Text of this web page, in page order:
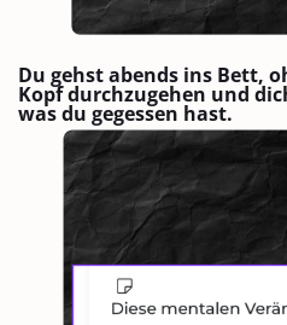
Du gehst abends ins Bett,
Kopf durchzugehen und
was du gegessen hast.